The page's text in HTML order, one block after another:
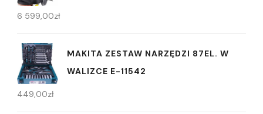
6 599,00zł
MAKITA ZESTAW NARZĘDZI 87EL. W
WALIZCE E-11542
449,00zł